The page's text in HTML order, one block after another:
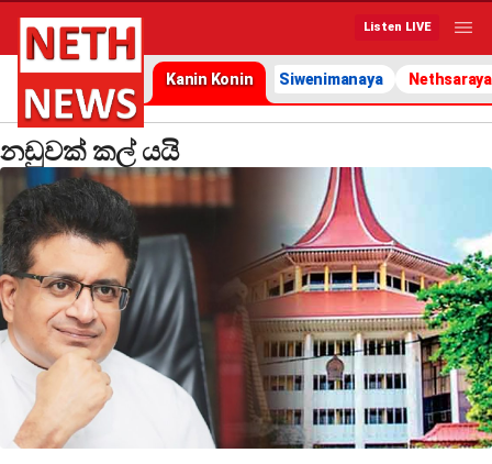
Listen LIVE
Kanin Konin Siwenimanaya Nethsaraya
නඩුවක් කල් යයි